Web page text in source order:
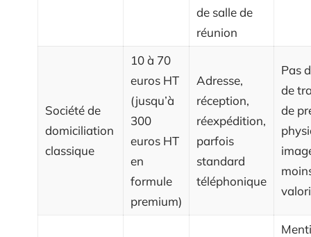
de salle de
réunion
Société de
domiciliation
classique
10 à 70
euros HT
(jusqu’à
300
euros HT
en
formule
premium)
Adresse,
réception,
réexpédition,
parfois
standard
téléphonique
Pas
de
de